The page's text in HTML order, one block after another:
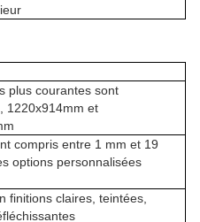
plus courantes sont
1220x914mm et
compris entre 1 mm et 19
options personnalisées
finitions claires, teintées,